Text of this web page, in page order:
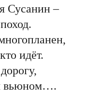
Сусанин –
идёт.
вьюном….